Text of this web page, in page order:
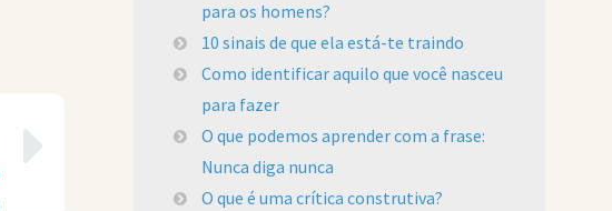
para os homens?
10 sinais de que ela está-te traindo
Como identificar aquilo que você nasceu
para fazer
O que podemos aprender com a frase:
Nunca diga nunca
O que é uma crítica construtiva?